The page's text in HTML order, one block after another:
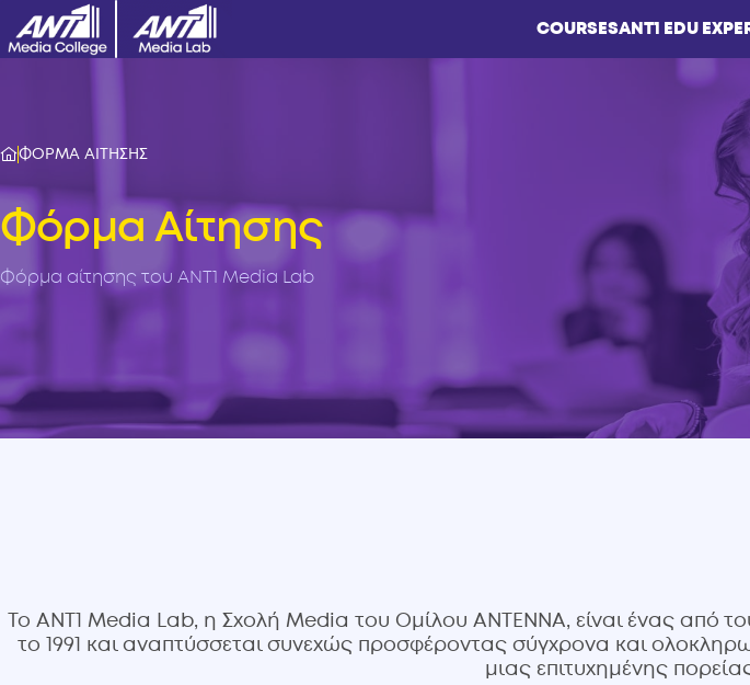
COURSESΑΝΤ1 EDU
ΦΟΡΜΑ ΑΙΤΗΣΗΣ
Φόρμα Αίτησης
Φόρμα αίτησης του ANT1 Media Lab
Το ANT1 Media Lab, η Σχολή Media του Ομίλου ANTENNA, είναι ένας από
το 1991 και αναπτύσσεται συνεχώς προσφέροντας σύγχρονα και
μιας επιτυχημένης